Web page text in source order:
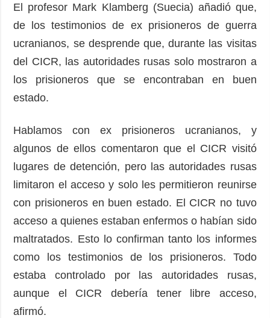
El profesor Mark Klamberg (Suecia) añadió que,
de los testimonios de ex prisioneros de guerra
ucranianos, se desprende que, durante las visitas
del CICR, las autoridades rusas solo mostraron a
los prisioneros que se encontraban en buen
estado.
Hablamos con ex prisioneros ucranianos, y
algunos de ellos comentaron que el CICR visitó
lugares de detención, pero las autoridades rusas
limitaron el acceso y solo les permitieron reunirse
con prisioneros en buen estado. El CICR no tuvo
acceso a quienes estaban enfermos o habían sido
maltratados. Esto lo confirman tanto los informes
como los testimonios de los prisioneros. Todo
estaba controlado por las autoridades rusas,
aunque el CICR debería tener libre acceso,
afirmó.